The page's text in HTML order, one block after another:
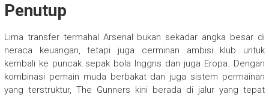
Penutup
Lima transfer termahal Arsenal bukan sekadar angka besar di
neraca keuangan, tetapi juga cerminan ambisi klub untuk
kembali ke puncak sepak bola Inggris dan juga Eropa. Dengan
kombinasi pemain muda berbakat dan juga sistem permainan
yang terstruktur, The Gunners kini berada di jalur yang tepat